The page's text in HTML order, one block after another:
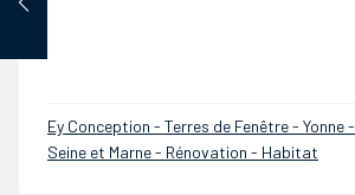
Ey Conception - Terres de Fenêtre - Yonne -
Seine et Marne - Rénovation - Habitat